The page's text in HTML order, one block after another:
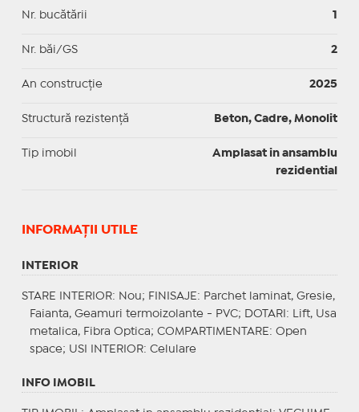
Nr. bucătării 1
Nr. băi/GS 2
An construcție 2025
Structură rezistență Beton, Cadre, Monolit
Tip imobil
Amplasat in ansamblu
rezidential
INFORMAŢII UTILE
INTERIOR
STARE INTERIOR: Nou; FINISAJE : Parchet laminat, Gresie,
Faianta, Geamuri termoizolante - PVC;
DOTARI : Lift, Usa
metalica, Fibra Optica; COMPARTIMENTARE : Open
space; USI INTERIOR: Celulare
INFO IMOBIL